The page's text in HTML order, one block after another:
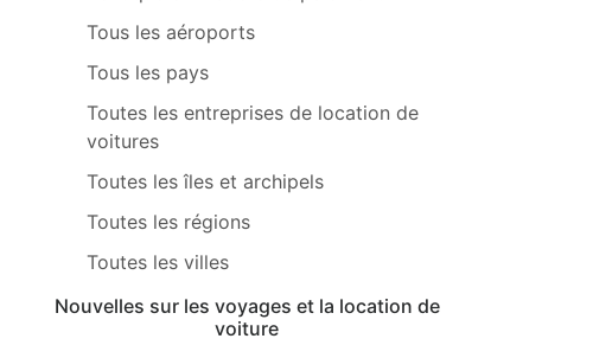
Tous les aéroports
Tous les pays
Toutes les entreprises de location de
voitures
Toutes les îles et archipels
Toutes les régions
Toutes les villes
Nouvelles sur les voyages et la location de
voiture